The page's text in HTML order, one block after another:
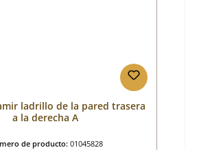
ladrillo de la pared trasera
a la derecha A
de producto: 01045828